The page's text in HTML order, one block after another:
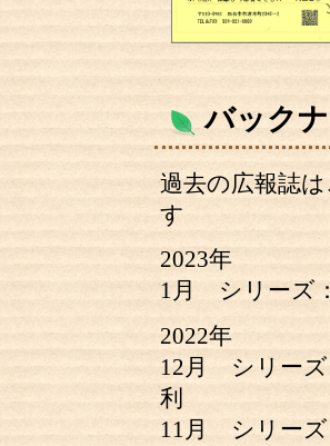
バック
過去の広報誌
す
2023年
1月 シリーズ
2022年
12月 シリー
利
11月 シリー